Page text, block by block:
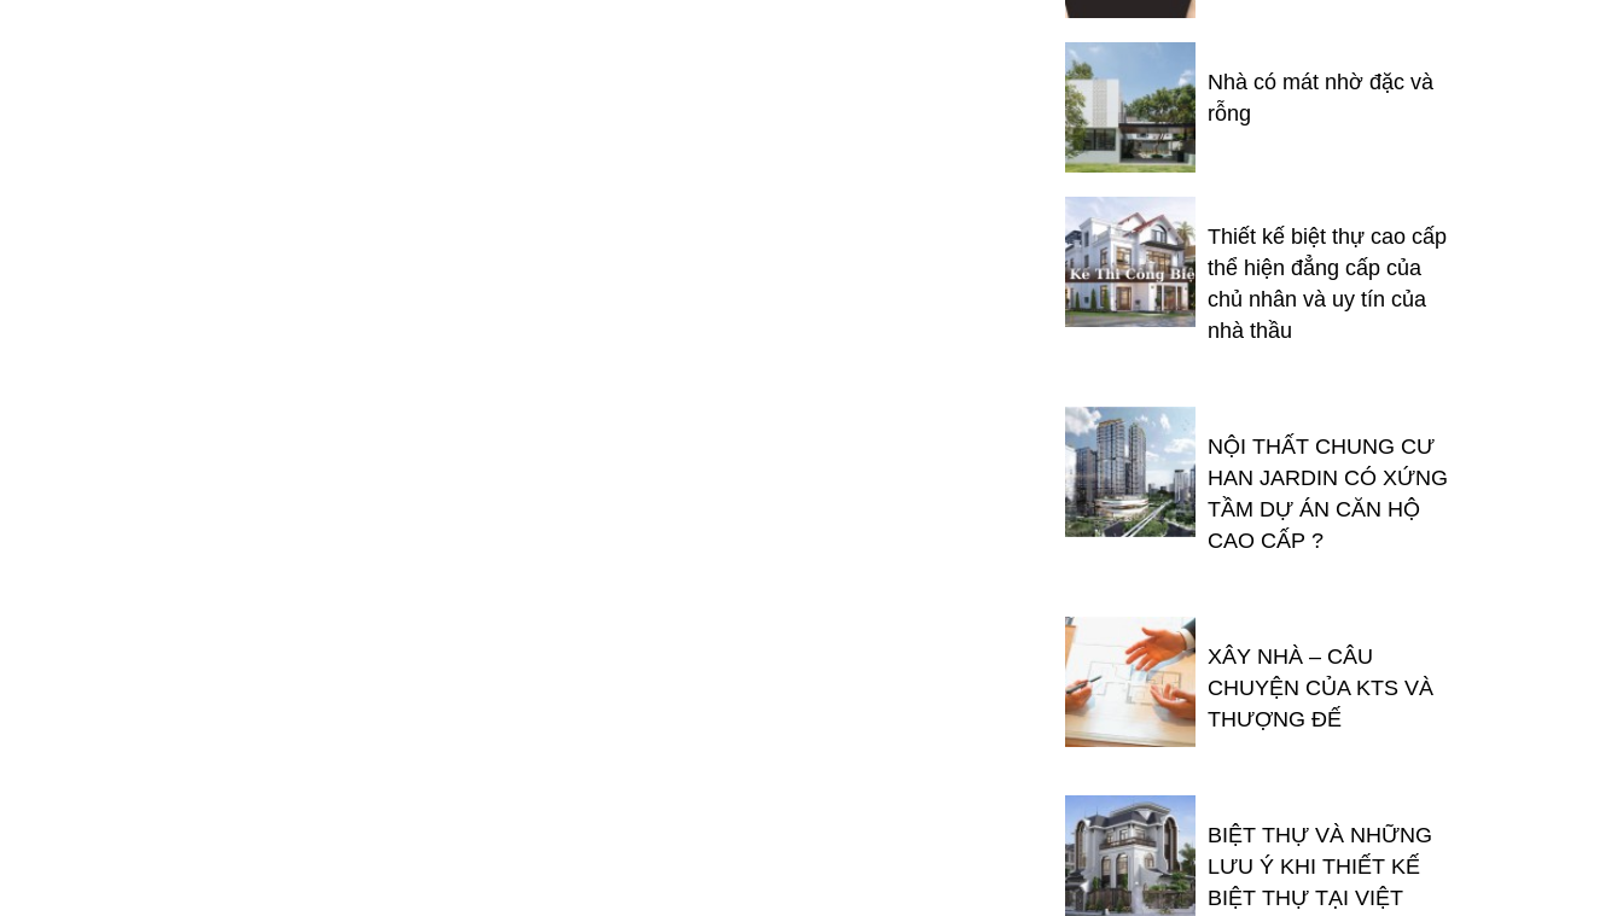
Nhà có mát nhờ đặc và
rỗng
Thiết kế biệt thự cao cấp
thể hiện đẳng cấp của
chủ nhân và uy tín của
nhà thầu
NỘI THẤT CHUNG CƯ
HAN JARDIN CÓ XỨNG
TẦM DỰ ÁN CĂN HỘ
CAO CẤP ?
XÂY NHÀ – CÂU
CHUYỆN CỦA KTS VÀ
THƯỢNG ĐẾ
BIỆT THỰ VÀ NHỮNG
LƯU Ý KHI THIẾT KẾ
BIỆT THỰ TẠI VIỆT